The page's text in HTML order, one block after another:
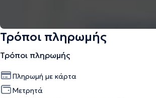
Τρόποι πληρωμής
Τρόποι πληρωμής
Πληρωμή με κάρτα
Μετρητά